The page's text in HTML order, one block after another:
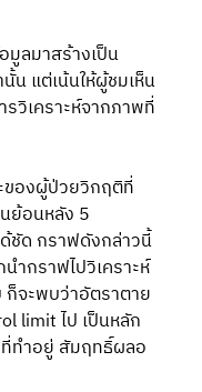
มูลมาสร้างเป็น
น แต่เน้นให้ผู้ชมเห็น
วิเคราะห์จากภาพที่
ของผู้ป่วยวิกฤติที่
ย้อนหลัง 5
ชัด กราฟดังกล่าวนี้
ำกราฟไปวิเคราะห์
ก็จะพบว่าอัตราตาย
limit ไป เป็นหลัก
ำอยู่ สัมฤทธิ์ผลอ